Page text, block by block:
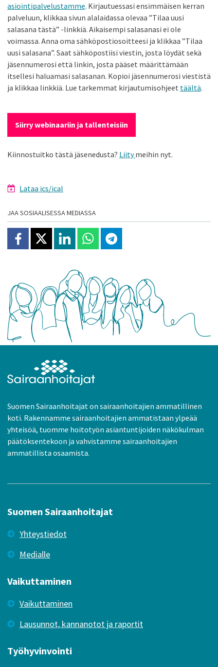
asiointipalvelustamme. Kirjautuessasi ensimmäisen kerran
palveluun, klikkaa sivun alalaidassa olevaa ”Tilaa uusi
salasana tästä” -linkkiä. Aikaisempi salasanasi ei ole
voimassa. Anna oma sähköpostiosoitteesi ja klikkaa ”Tilaa
uusi salasana”. Saat sähköpostiisi viestin, josta löydät sekä
jäsennumerosi että linkin, josta pääset määrittämään
itsellesi haluamasi salasanan. Kopioi jäsennumerosi viestistä
ja klikkaa linkkiä. Lue tarkemmat kirjautumisohjeet täältä.
Siirry webinaariin ja tallenteisiin
Kiinnostuitko tästä jäsenedusta? Liitymeihin nyt.
Lataa ics/ical
JAA SOSIAALISESSA MEDIASSA
Jaa Facebookissa
Jaa X:ssäJaa Linkedinissä
Jaa Whatsappissa
Jaa Telegramissa
Suomen Sairaanhoitajat on sairaanhoitajien ammatillinen
koti. Rakennamme sairaanhoitajien ammatistaan ylpeää
yhteisöä, tuomme hoitotyön asiantuntijoiden näkökulman
päätöksentekoon ja vahvistamme sairaanhoitajien
ammatillista osaamista.
Suomen Sairaanhoitajat
Yhteystiedot
Medialle
Vaikuttaminen
Vaikuttaminen
Lausunnot, kannanotot ja raportit
Työhyvinvointi